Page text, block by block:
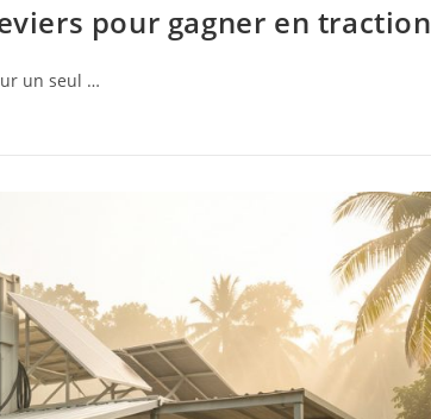
pour gagner en traction
un seul …